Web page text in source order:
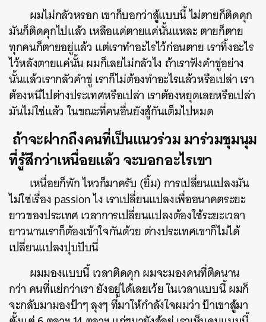
ผมไม่กลัวหรอก เขาก็บอกว่าสู้แบบนี้ ไม่ตายก็ติดคุก
มันก็ติดคุกไปแล้ว เหลือแค่ตายแค่นั้นแหละ ตายก็ตาย
ทุกคนก็ตายอยู่แล้ว แต่เราทำอะไรไว้ก่อนตาย เราทิ้งอะไร
ไว้หลังตายแค่นั้น ผมก็เลยไม่กลัวไง ถ้าเราฟังคำขู่อย่าง
นั้นแล้วเรากลัวคำขู่ เราก็ไม่ต้องทำอะไรแล้วหรือเปล่า เรา
ต้องหนีไปต่างประเทศหรือเปล่า เราต้องหยุดเลยหรือเปล่า
มันไม่ใช่แล้ว ในขณะที่คนอื่นยังสู้กันเต็มไปหมด
ถ้าจะฝากถึงคนที่เป็นแนวร่วม มาร่วมชุมนุม
ที่รู้สึกว่าเหนื่อยแล้ว จะบอกอะไรเขา
เหนื่อยก็พัก ไหวก็มาครับ (ยิ้ม) การเปลี่ยนแปลงมัน
ไม่ใช่เรื่อง passion ไง เราเปลี่ยนแปลงเพื่ออนาคตระยะ
ยาวของประเทศ เวลาการเปลี่ยนแปลงต้องใช้ระยะเวลา
ยาวนานเราก็ต้องเข้าใจกันด้วย ต่างประเทศเขาก็ไม่ได้
เปลี่ยนแปลงปุบปับนี่
ผมมองแบบนี้ เวลาติดคุก ผมจะมองคนที่ติดนาน
กว่า คนที่แย่กว่าเรา ยังอยู่ได้เลยเว้ย ในเวลาแบบนี้ ผมก็
จะกลับมามองป้าๆ ลุงๆ ที่มาให้กำลังใจผมว่า ป้าเขาสู้มา